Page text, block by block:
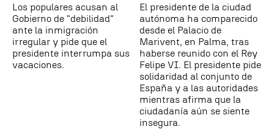
Los populares acusan al
Gobierno de "debilidad"
ante la inmigración
irregular y pide que el
presidente interrumpa sus
vacaciones.
El presidente de la ciudad
autónoma ha comparecido
desde el Palacio de
Marivent, en Palma, tras
haberse reunido con el Rey
Felipe VI. El presidente pide
solidaridad al conjunto de
España y a las autoridades
mientras afirma que la
ciudadanía aún se siente
insegura.